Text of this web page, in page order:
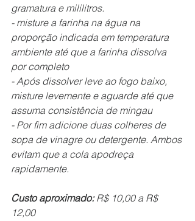
gramatura e mililitros.
- misture a farinha na água na
proporção indicada em temperatura
ambiente até que a farinha dissolva
por completo
- Após dissolver leve ao fogo baixo,
misture levemente e aguarde até que
assuma consistência de mingau
- Por fim adicione duas colheres de
sopa de vinagre ou detergente. Ambos
evitam que a cola apodreça
rapidamente.
Custo aproximado: R$ 10,00 a R$
12,00